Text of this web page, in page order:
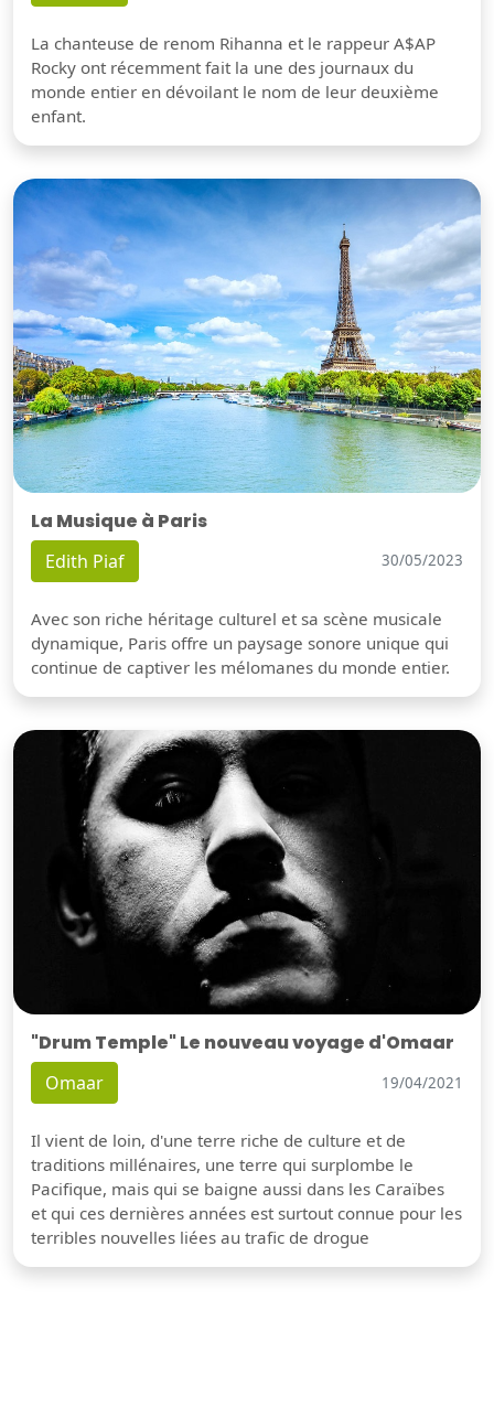
La chanteuse de renom Rihanna et le rappeur A$AP
Rocky ont récemment fait la une des journaux du
monde entier en dévoilant le nom de leur deuxième
enfant.
La Musique à Paris
Edith Piaf 30/05/2023
Avec son riche héritage culturel et sa scène musicale
dynamique, Paris offre un paysage sonore unique qui
continue de captiver les mélomanes du monde entier.
"Drum Temple" Le nouveau voyage d'Omaar
Omaar 19/04/2021
Il vient de loin, d'une terre riche de culture et de
traditions millénaires, une terre qui surplombe le
Pacifique, mais qui se baigne aussi dans les Caraïbes
et qui ces dernières années est surtout connue pour les
terribles nouvelles liées au trafic de drogue